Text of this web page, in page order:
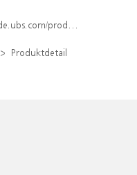
index/isin/DE000WA4AFX4
Produktdetail